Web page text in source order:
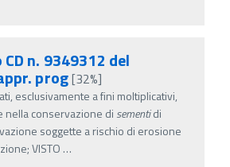
CD n. 9349312 del
prog[32%]
esclusivamente a fini moltiplicativi,
nella conservazione di sementidi
soggette a rischio di erosione
VISTO …